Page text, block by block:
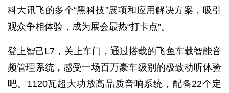
科大讯飞的多个“黑科技”展项和应用解决方案，吸引
观众争相体验，成为展会最热“打卡点”。
登上智己L7，关上车门，通过搭载的飞鱼车载智能音
频管理系统，感受一场百万豪车级别的极致动听体验
吧。1120瓦超大功放高品质音响系统，配备22个定